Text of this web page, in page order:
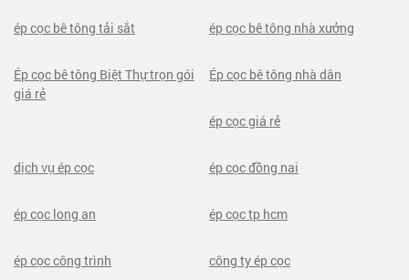
ép cọc bê tông tải sắt ép cọc bê tông nhà xưởng
Ép cọc bê tông Biệt Thự trọn gói
giá rẻ
Ép cọc bê tông nhà dân
ép cọc giá rẻ
dịch vụ ép cọc ép cọc đồng nai
ép cọc long an ép cọc tp hcm
ép cọc công trình công ty ép cọc